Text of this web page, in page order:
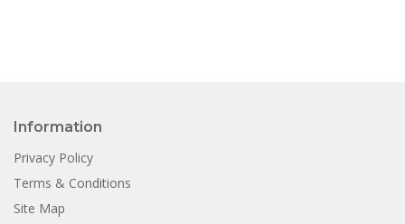
Information
Privacy Policy
Terms & Conditions
Site Map